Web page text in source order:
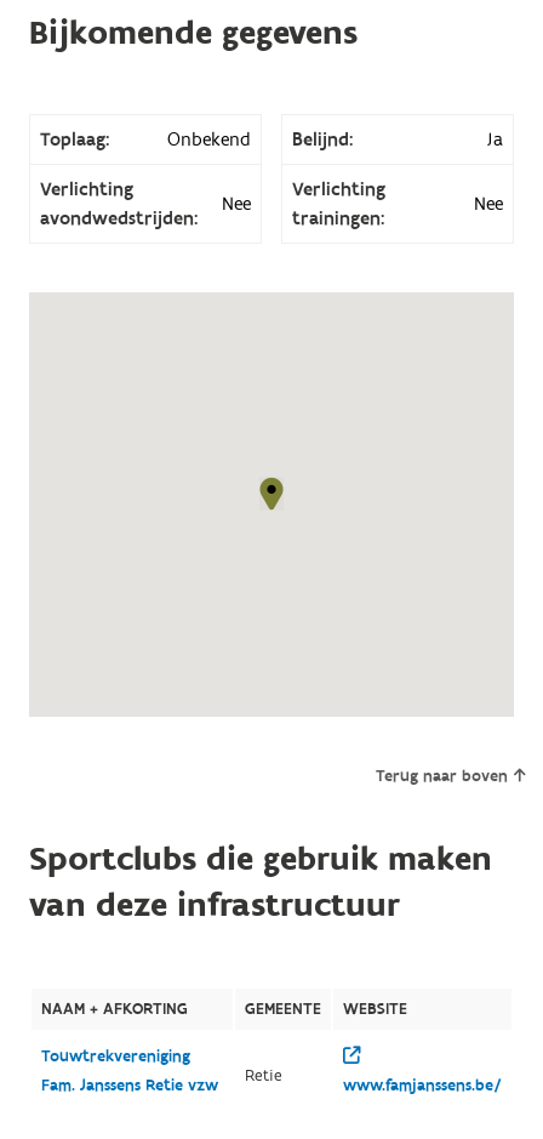
Bijkomende gegevens
Toplaag: Onbekend Belijnd: Ja
Verlichting
avondwedstrijden:
Nee
Verlichting
trainingen:
Nee
Terug naar boven
Sportclubs die gebruik maken
van deze infrastructuur
NAAM + AFKORTING GEMEENTE WEBSITE
Touwtrekvereniging
Fam. Janssens Retie vzw
Retie www.famjanssens.be/